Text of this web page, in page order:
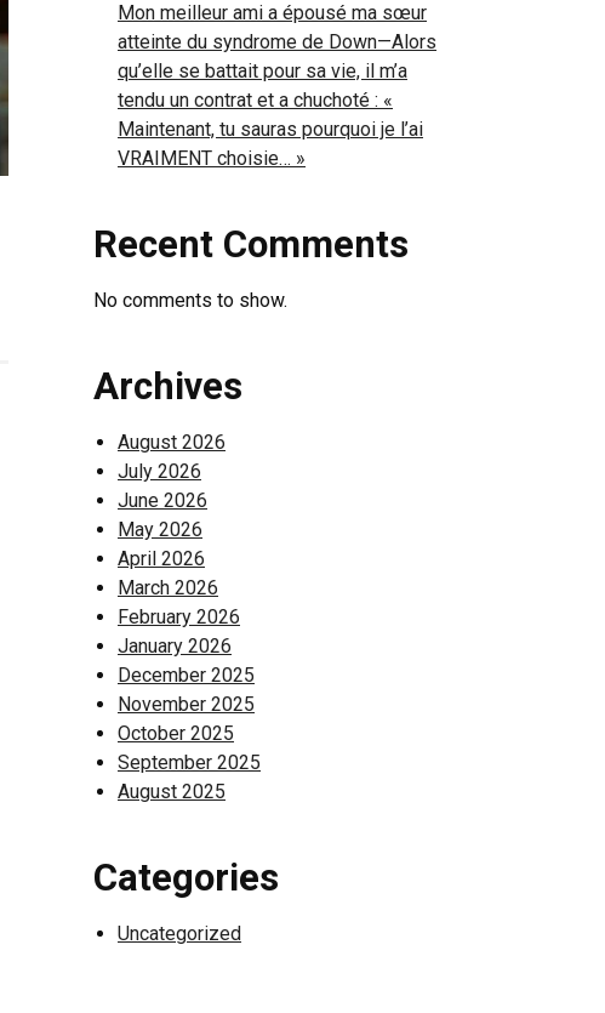
Mon meilleur ami a épousé ma sœur
atteinte du syndrome de Down—Alors
qu’elle se battait pour sa vie, il m’a
tendu un contrat et a chuchoté : «
Maintenant, tu sauras pourquoi je l’ai
VRAIMENT choisie… »
Recent Comments
No comments to show.
Archives
August 2026
July 2026
June 2026
May 2026
April 2026
March 2026
February 2026
January 2026
December 2025
November 2025
October 2025
September 2025
August 2025
Categories
Uncategorized